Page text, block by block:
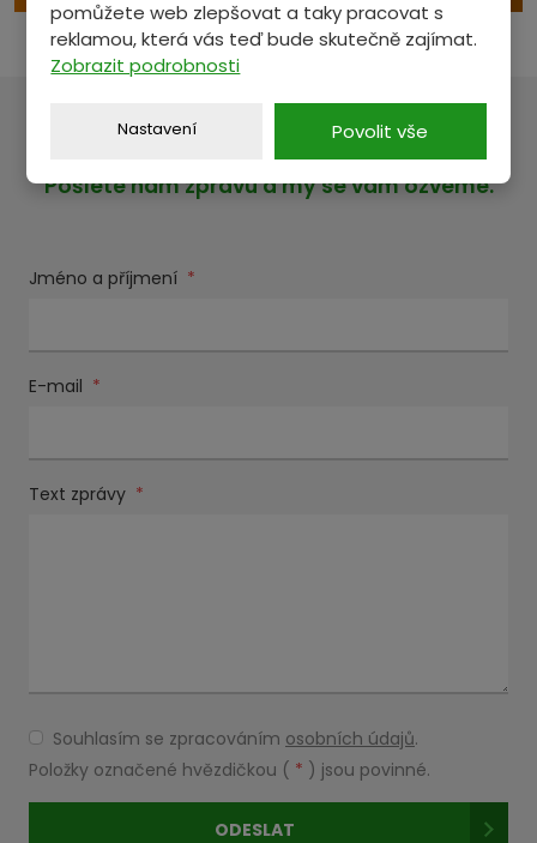
MÁTE NĚCO NA SRDCI?
Pošlete nám zprávu a my se vám ozveme.
Jméno a příjmení *
E-mail *
Text zprávy *
Souhlasím
se
zpracováním
osobních
Souhlasím se zpracováním osobních údajů.
Položky označené hvězdičkou ( * ) jsou povinné.
ODESLAT
pomůžete web zlepšovat a taky pracovat s
reklamou, která vás teď bude skutečně zajímat.
Zobrazit podrobnosti
Nastavení Povolit vše